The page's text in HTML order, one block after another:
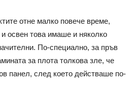
отне малко повече време,
освен това имаше и няколко
По-специално, за пръв
за плота толкова зле, че
панел, след което действаше по-